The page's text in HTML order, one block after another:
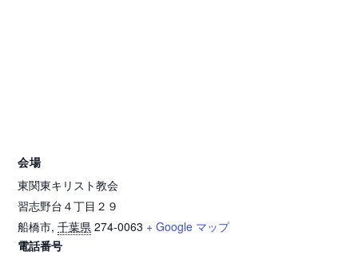
会場
東関東キリスト教会
習志野台４丁目２９
船橋市, 千葉県 274-0063 + Google マップ
電話番号